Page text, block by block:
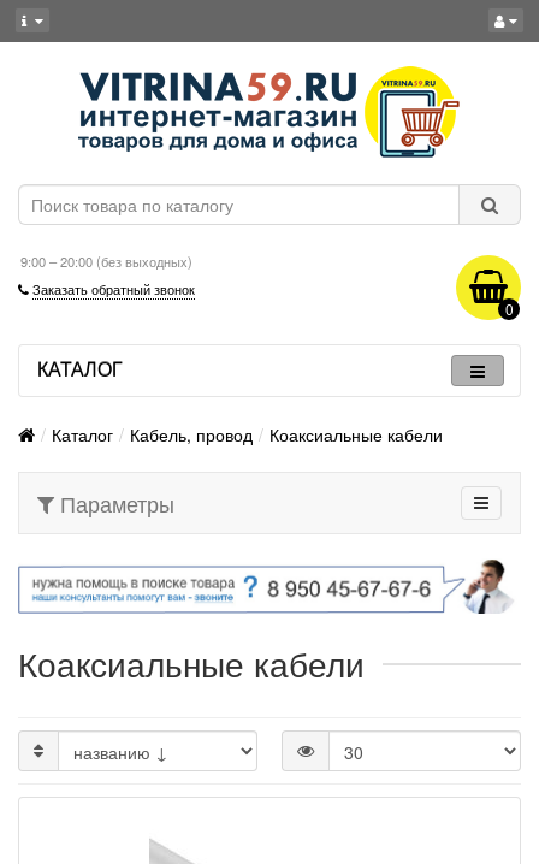
9:00 – 20:00 (без выходных)
Заказать обратный звонок
0
КАТАЛОГ
Каталог Кабель, провод Коаксиальные кабели
Параметры
Коаксиальные кабели